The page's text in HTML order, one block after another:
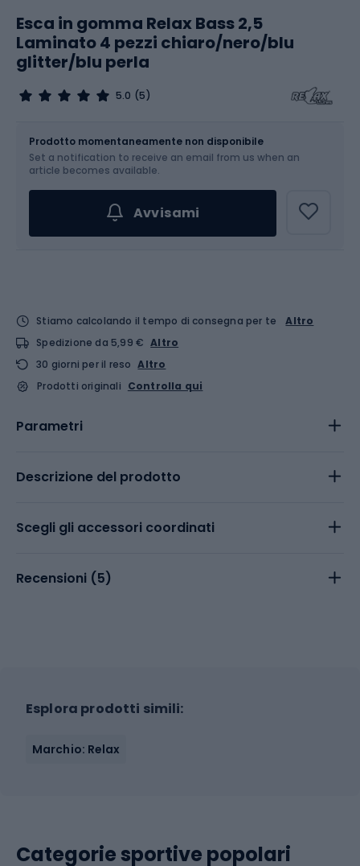
Esca in gomma Relax Bass 2,5
Laminato 4 pezzi chiaro/nero/blu
glitter/blu perla
5.0 (5)
Prodotto momentaneamente non disponibile
Set a notification to receive an email from us when an
article becomes available.
Avvisami
Stiamo calcolando il tempo di consegna per te
Altro
Spedizione da 5,99 € Altro
30 giorni per il reso Altro
Prodotti originali Controlla qui
Parametri
Descrizione del prodotto
Scegli gli accessori coordinati
Recensioni (5)
Esplora prodotti simili:
Marchio: Relax
Categorie sportive popolari